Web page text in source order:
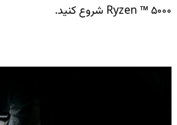
Ryzen ™ 5000 شروع کنید.